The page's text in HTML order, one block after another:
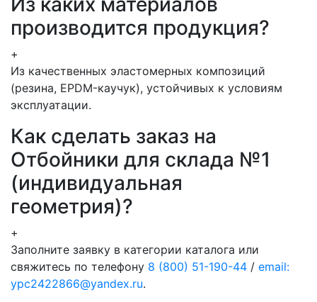
производится продукция?
+
Из качественных эластомерных композиций
(резина, EPDM-каучук), устойчивых к условиям
эксплуатации.
Как сделать заказ на
Отбойники для склада №1
(индивидуальная
геометрия)?
+
Заполните заявку в категории каталога или
свяжитесь по телефону 8 (800) 51-190-44 / email:
ypc2422866@yandex.ru.